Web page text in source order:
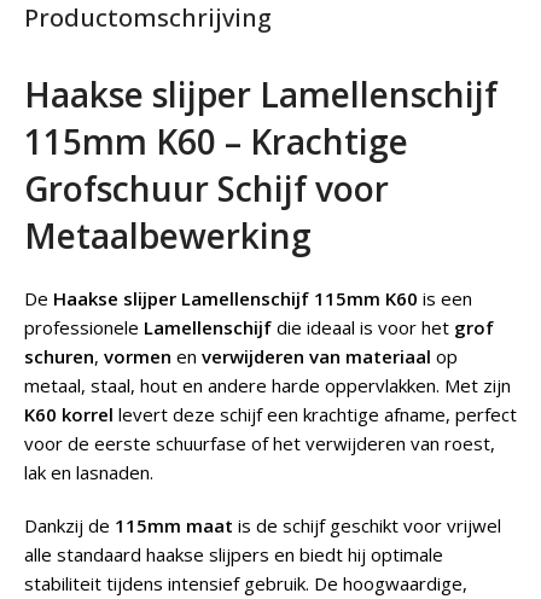
Productomschrijving
Haakse slijper Lamellenschijf
115mm K60 – Krachtige
Grofschuur Schijf voor
Metaalbewerking
De Haakse slijper Lamellenschijf 115mm K60 is een
professionele Lamellenschijf die ideaal is voor het grof
schuren, vormen en verwijderen van materiaal op
metaal, staal, hout en andere harde oppervlakken. Met zijn
K60 korrel levert deze schijf een krachtige afname, perfect
voor de eerste schuurfase of het verwijderen van roest,
lak en lasnaden.
Dankzij de 115mm maat is de schijf geschikt voor vrijwel
alle standaard haakse slijpers en biedt hij optimale
stabiliteit tijdens intensief gebruik. De hoogwaardige,